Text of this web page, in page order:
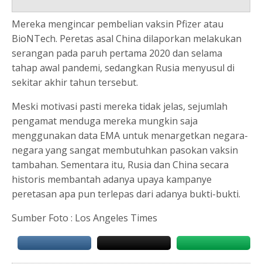
Mereka mengincar pembelian vaksin Pfizer atau
BioNTech. Peretas asal China dilaporkan melakukan
serangan pada paruh pertama 2020 dan selama
tahap awal pandemi, sedangkan Rusia menyusul di
sekitar akhir tahun tersebut.
Meski motivasi pasti mereka tidak jelas, sejumlah
pengamat menduga mereka mungkin saja
menggunakan data EMA untuk menargetkan negara-
negara yang sangat membutuhkan pasokan vaksin
tambahan. Sementara itu, Rusia dan China secara
historis membantah adanya upaya kampanye
peretasan apa pun terlepas dari adanya bukti-bukti.
Sumber Foto : Los Angeles Times